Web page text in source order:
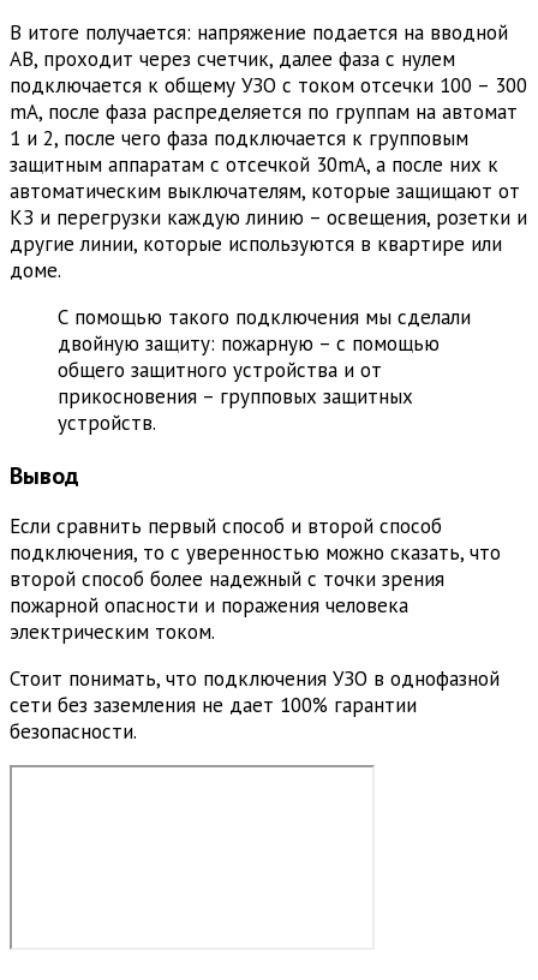
В итоге получается: напряжение подается на вводной
АВ, проходит через счетчик, далее фаза с нулем
подключается к общему УЗО с током отсечки 100 – 300
mA, после фаза распределяется по группам на автомат
1 и 2, после чего фаза подключается к групповым
защитным аппаратам с отсечкой 30mA, а после них к
автоматическим выключателям, которые защищают от
КЗ и перегрузки каждую линию – освещения, розетки и
другие линии, которые используются в квартире или
доме.
С помощью такого подключения мы сделали
двойную защиту: пожарную – с помощью
общего защитного устройства и от
прикосновения – групповых защитных
устройств.
Вывод
Если сравнить первый способ и второй способ
подключения, то с уверенностью можно сказать, что
второй способ более надежный с точки зрения
пожарной опасности и поражения человека
электрическим током.
Стоит понимать, что подключения УЗО в однофазной
сети без заземления не дает 100% гарантии
безопасности.